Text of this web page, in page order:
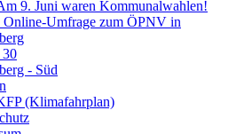
9. Juni waren Kommunalwahlen!
Online-Umfrage zum ÖPNV in
30
- Süd
(Klimafahrplan)